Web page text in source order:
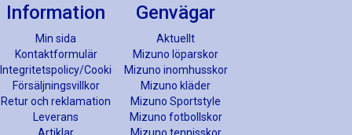
Information
Min sida
Kontaktformulär
Integritetspolicy/Cookies
Försäljningsvillkor
Retur och reklamation
Leverans
Genvägar
Aktuellt
Mizuno löparskor
Mizuno inomhusskor
Mizuno kläder
Mizuno Sportstyle
Mizuno fotbollskor